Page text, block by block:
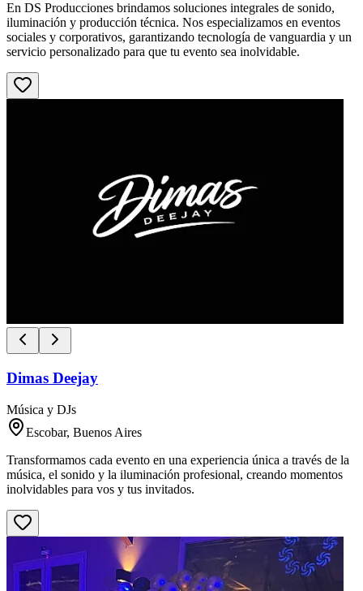
En DS Producciones brindamos soluciones integrales de sonido,
iluminación y producción técnica. Nos especializamos en eventos
sociales y corporativos, garantizando tecnología de vanguardia y un
servicio personalizado para que tu evento sea inolvidable.
Dimas Deejay
Música y DJs
Escobar, Buenos Aires
Transformamos cada evento en una experiencia única a través de la
música, el sonido y la iluminación profesional, creando momentos
inolvidables para vos y tus invitados.